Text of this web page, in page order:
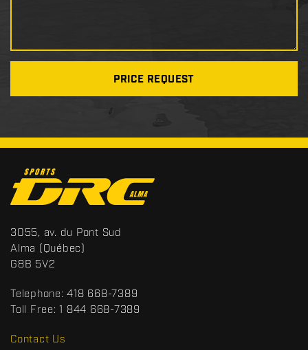
PRICE REQUEST
o
n
t
a
c
S
p
o
t
s
R
3055, av. du Pont Sud
Alma (Québec)
G8B 5V2
Telephone: 418 668-7389
Toll Free: 1 844 668-7389
Contact Us